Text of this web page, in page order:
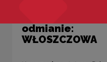
odmianie:
WŁOSZCZOWA